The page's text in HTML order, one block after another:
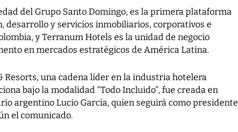
del Grupo Santo Domingo, es la primera plataforma
desarrollo y servicios inmobiliarios, corporativos e
y Terranum Hotels es la unidad de negocio
en mercados estratégicos de América Latina.
Resorts, una cadena líder en la industria hotelera
bajo la modalidad "Todo Incluido", fue creada en
argentino Lucio García, quien seguirá como presidente
el comunicado.